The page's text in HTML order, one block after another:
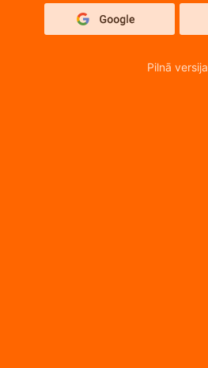
Pilnā versija